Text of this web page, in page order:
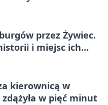
przez Żywiec.
i miejsc ich
kierownicą w
w pięć minut